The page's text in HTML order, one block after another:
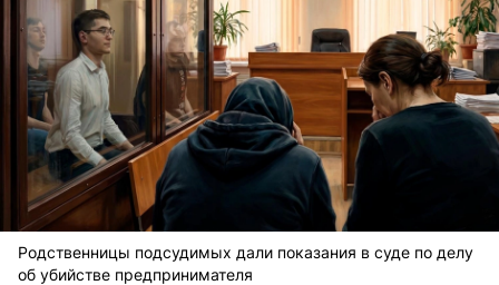
Родственницы подсудимых дали показания в суде по делу
об убийстве предпринимателя